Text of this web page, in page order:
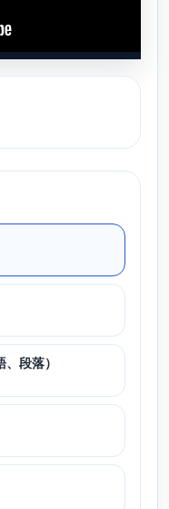
段落）